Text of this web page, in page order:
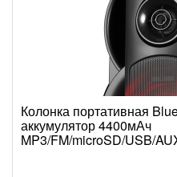
Колонка портативная
аккумулятор 4400мАч
MP3/FM/microSD/USB/